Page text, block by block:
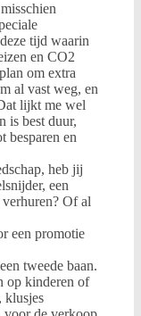
tijd waarin
en CO2
om extra
al vast weg, en
lijkt me wel
is best duur,
besparen en
heb jij
een
Of al
een promotie
tweede baan.
op kinderen of
klusjes